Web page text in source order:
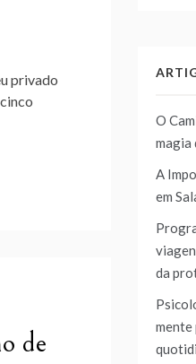
privado
de
O
magia
A
em
da
mente